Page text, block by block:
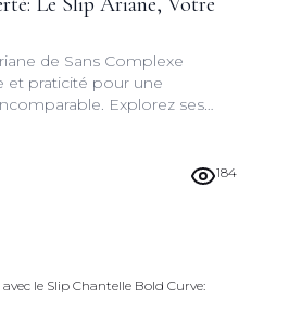
de Sans Complexe
et praticité pour une
Explorez ses
et son design raffiné.
184